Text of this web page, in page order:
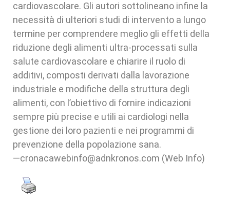
cardiovascolare. Gli autori sottolineano infine la
necessità di ulteriori studi di intervento a lungo
termine per comprendere meglio gli effetti della
riduzione degli alimenti ultra-processati sulla
salute cardiovascolare e chiarire il ruolo di
additivi, composti derivati dalla lavorazione
industriale e modifiche della struttura degli
alimenti, con l’obiettivo di fornire indicazioni
sempre più precise e utili ai cardiologi nella
gestione dei loro pazienti e nei programmi di
prevenzione della popolazione sana.
—cronacawebinfo@adnkronos.com (Web Info)